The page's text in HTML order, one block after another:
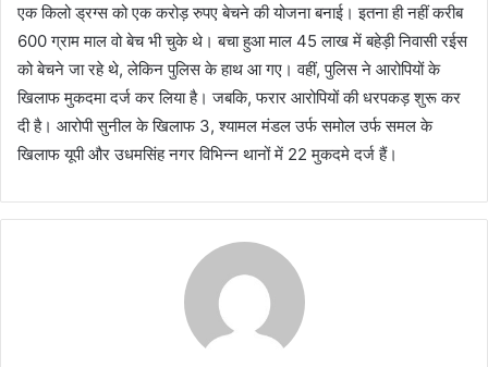
एक किलो ड्रग्स को एक करोड़ रुपए बेचने की योजना बनाई। इतना ही नहीं करीब
600 ग्राम माल वो बेच भी चुके थे। बचा हुआ माल 45 लाख में बहेड़ी निवासी रईस
को बेचने जा रहे थे, लेकिन पुलिस के हाथ आ गए। वहीं, पुलिस ने आरोपियों के
खिलाफ मुकदमा दर्ज कर लिया है। जबकि, फरार आरोपियों की धरपकड़ शुरू कर
दी है। आरोपी सुनील के खिलाफ 3, श्यामल मंडल उर्फ समोल उर्फ समल के
खिलाफ यूपी और उधमसिंह नगर विभिन्न थानों में 22 मुकदमे दर्ज हैं।